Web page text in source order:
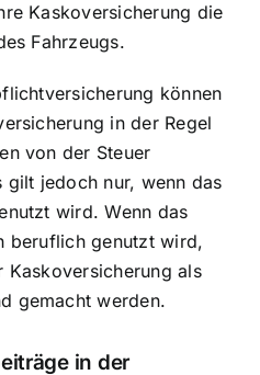
Kaskoversicherung die
Fahrzeugs.
können
in der Regel
von der Steuer
jedoch nur, wenn das
wird. Wenn das
beruflich genutzt wird,
Kaskoversicherung als
gemacht werden.
in der